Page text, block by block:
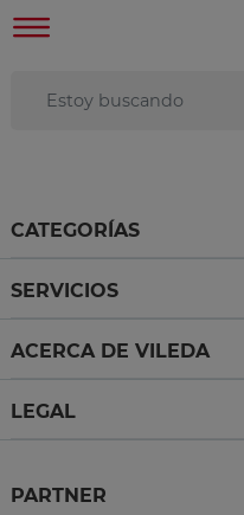
CATEGORÍAS
SERVICIOS
ACERCA DE VILEDA
LEGAL
PARTNER